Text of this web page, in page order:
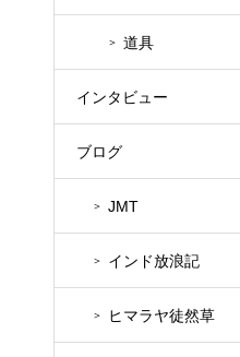
道具
インタビュー
ブログ
JMT
インド放浪記
ヒマラヤ徒然草